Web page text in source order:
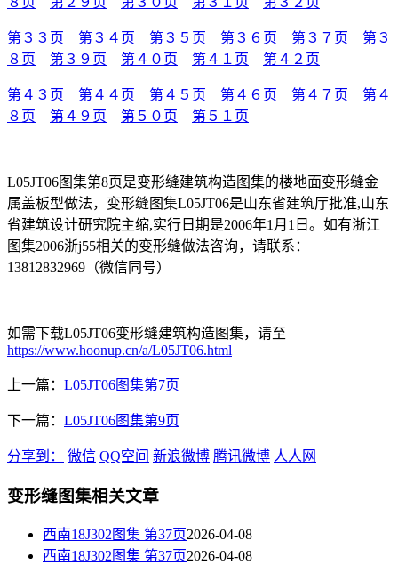
第３３页 第３４页 第３５页 第３６页 第３７页
第３
８页
第３９页 第４０页 第４１页 第４２页
第４３页 第４４页 第４５页 第４６页 第４７页
第４
８页
第４９页 第５０页 第５１页
L05JT06图集第8页是变形缝建筑构造图集的楼地面变形缝金
属盖板型做法，变形缝图集L05JT06是山东省建筑厅批准,山东
省建筑设计研究院主缩,实行日期是2006年1月1日。如有浙江
图集2006浙j55相关的变形缝做法咨询，请联系：
13812832969（微信同号）
如需下载L05JT06变形缝建筑构造图集，请至
https://www.hoonup.cn/a/L05JT06.html
上一篇： L05JT06图集第7页
下一篇： L05JT06图集第9页
分享到： 微信 QQ空间 新浪微博 腾讯微博 人人网
变形缝图集相关文章
西南18J302图集 第37页2026-04-08
西南18J302图集 第37页2026-04-08